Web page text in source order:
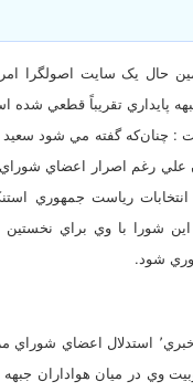
حال يک سايت اصولگرا
پايداري تقريباً قطعي شده
: چنان‌که گفته مي شود سعيد
علي رغم اصرار اعضاي شوراي
انتخابات رياست جمهوري
شورا با وي براي نخستين
شود.
به نوشته اين سايت خبري٬ استدلال
وي در ميان هواداران